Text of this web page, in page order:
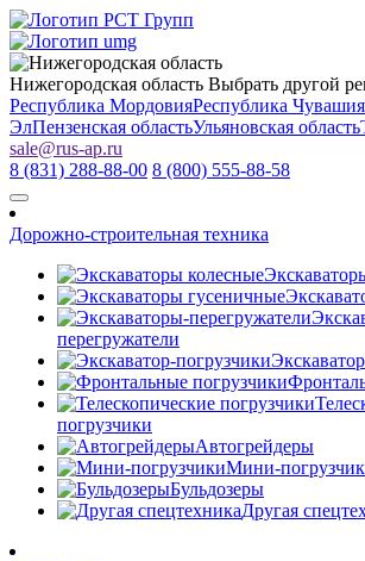
Нижегородская область Выбрать другой
Республика МордовияРеспублика Чувашия
ЭлПензенская областьУльяновская область
sale@rus-ap.ru
8 (831) 288-88-00 8 (800) 555-88-58
Дорожно-строительная техника
перегружатели
погрузчики
Автогрейдеры
Мини-
Бульдозеры
Другая